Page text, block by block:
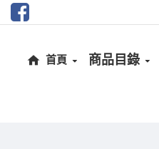
首頁 商品目錄